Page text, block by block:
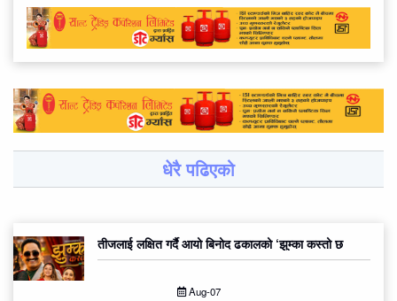
धेरै पढिएको
तीजलाई लक्षित गर्दै आयो बिनोद ढकालको ‘झुम्का कस्तो छ
Aug-07